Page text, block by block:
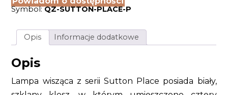
Symbol:QZ-SUTTON-PLACE-P
Opis Informacje dodatkowe
Opis
Lampa wisząca z serii Sutton Place posiada biały,